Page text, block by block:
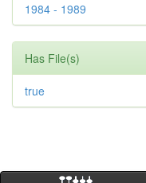
1984 - 1989
Has File(s)
true